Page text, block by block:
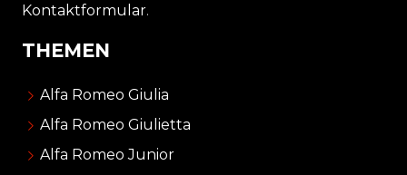
Kontaktformular.
THEMEN
Alfa Romeo Giulia
Alfa Romeo Giulietta
Alfa Romeo Junior